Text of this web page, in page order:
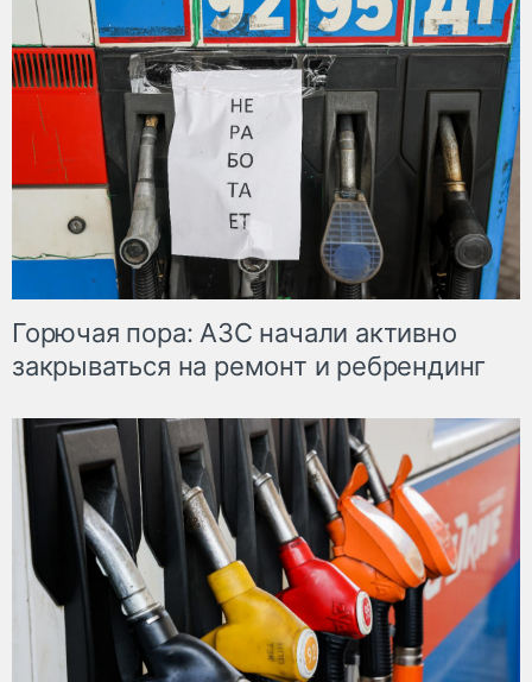
Горючая пора: АЗС начали активно
закрываться на ремонт и ребрендинг